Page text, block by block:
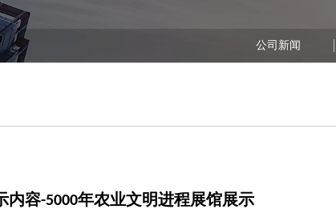
公司新闻
内容-5000年农业文明进程展馆展示